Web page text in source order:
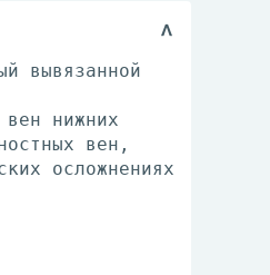
вывязанной
вен нижних
вен,
осложнениях